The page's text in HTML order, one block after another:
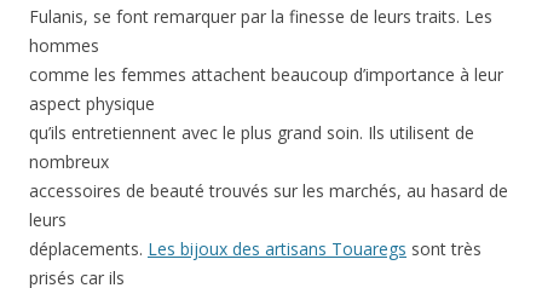
Fulanis, se font remarquer par la finesse de leurs traits. Les
hommes
comme les femmes attachent beaucoup d’importance à leur
aspect physique
qu’ils entretiennent avec le plus grand soin. Ils utilisent de
nombreux
accessoires de beauté trouvés sur les marchés, au hasard de
leurs
déplacements. Les bijoux des artisans Touaregs sont très
prisés car ils